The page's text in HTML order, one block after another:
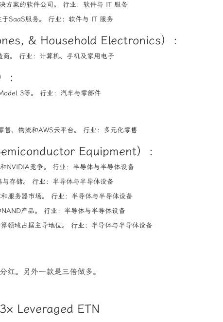
方案的软件公司。 行业：软件与 IT 服务
SaaS服务。 行业：软件与 IT 服务
& Household Electronics）：
。 行业：计算机、手机及家用电子
3等。 行业：汽车与零部件
、物流和AWS云平台。 行业：多元化零售
Equipment）：
NVIDIA竞争。 行业：半导体与半导体设备
存储。 行业：半导体与半导体设备
服务器市场。 行业：半导体与半导体设备
产品。 行业：半导体与半导体设备
领域占据主导地位。 行业：半导体与半导体设备
红。另外一款是三倍做多。
Leveraged ETN